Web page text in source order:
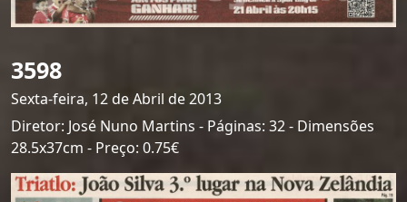
3598
Sexta-feira, 12 de Abril de 2013
Diretor: José Nuno Martins - Páginas: 32 - Dimensões
28.5x37cm - Preço: 0.75€